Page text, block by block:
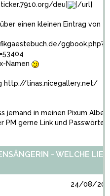
deu] [/url]
einen kleinen Eintrag von
ggbook.php?
Namen
http://tinas.nicegallery.net/
jemand in meinen Pixum
PM gerne Link und Passwörter
- WELCHE
24/08/